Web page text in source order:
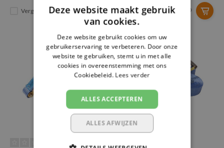
Vergelijk Vergelijk
Deze website maakt gebruik
van cookies.
Deze website gebruikt cookies om uw
gebruikerservaring te verbeteren. Door onze
website te gebruiken, stemt u in met alle
cookies in overeenstemming met ons
Cookiebeleid. Lees verder
ALLES ACCEPTEREN
ALLES AFWIJZEN